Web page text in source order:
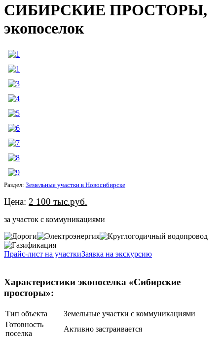
СИБИРСКИЕ ПРОСТОРЫ,
экопоселок
Раздел: Земельные участки в Новосибирске
Цена: 2 100 тыс.руб.
за участок с коммуникациями
Прайс-лист на участкиЗаявка на экскурсию
Характеристики экопоселка «Сибирские
просторы»:
Тип объекта
Земельные участки с коммуникациями
Готовность
поселка
Активно застраивается